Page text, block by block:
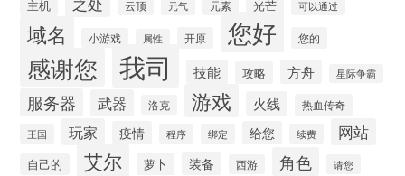
主机 云顶 元气 元素 光芒 可以通过
域名 小游戏 属性 开原 您好 您的
感谢您 我司 技能 攻略 方舟 星际争霸
服务器 武器 洛克 游戏 火线 热血传奇
王国 玩家 疫情 程序 绑定 给您 续费 网站
自己的 艾尔 萝卜 装备 西游 角色 请您